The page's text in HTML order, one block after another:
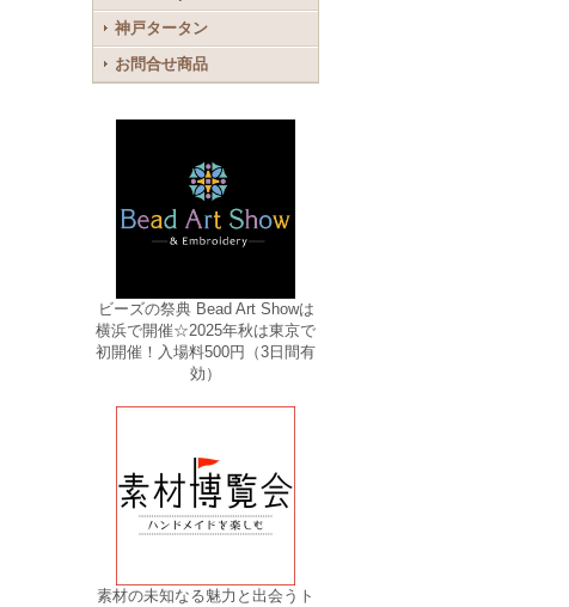
神戸タータン
お問合せ商品
ビーズの祭典 Bead Art Showは
横浜で開催☆2025年秋は東京で
初開催！入場料500円（3日間有
効）
素材の未知なる魅力と出会うト